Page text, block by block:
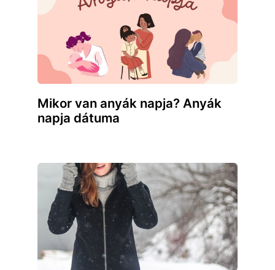
Mikor van anyák napja? Anyák
napja dátuma